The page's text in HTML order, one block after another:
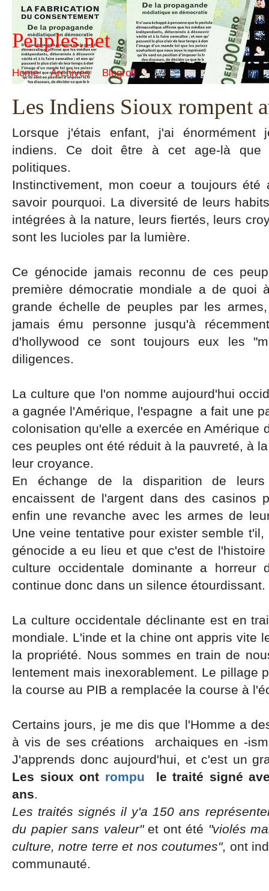
Peuples.net
Home Archives Blogroll
Les Indiens Sioux rompent
Lorsque j'étais enfant, j'ai
indiens. Ce doit être à cet age-là que
politiques.
Instinctivement, mon coeur a toujours été
savoir pourquoi. La diversité de leurs
intégrées à la nature, leurs fiertés, leurs
sont les lucioles par la lumière.
Ce génocide jamais reconnu de ces
première démocratie mondiale a de quoi
grande échelle de peuples par les
jamais ému personne jusqu'à
d'hollywood ce sont toujours eux les
diligences.
La culture que l'on nomme aujourd'hui
a gagnée l'Amérique, l'espagne a fait une
colonisation qu'elle a exercée en Amérique
ces peuples ont été réduit à la pauvreté, à
leur croyance.
En échange de la disparition de leurs
encaissent de l'argent dans des casinos
enfin une revanche avec les armes de
Une veine tentative pour exister semble
génocide a eu lieu et que c'est de
culture occidentale dominante a horreur
continue donc dans un silence étourdissant.
La culture occidentale déclinante est en
mondiale. L'inde et la chine ont appris vite
la propriété. Nous sommes en train de
lentement mais inexorablement. Le pillage
la course au PIB a remplacée la course à
Certains jours, je me dis que l'Homme a
à vis de ses créations archaiques en -
J'apprends donc aujourd'hui, et c'est un
Les sioux ont rompu
le traité signé
ans.
Les traités signés il y'a 150 ans
du papier sans valeur"et ont été "violés
culture, notre terre et nos coutumes", ont
communauté.